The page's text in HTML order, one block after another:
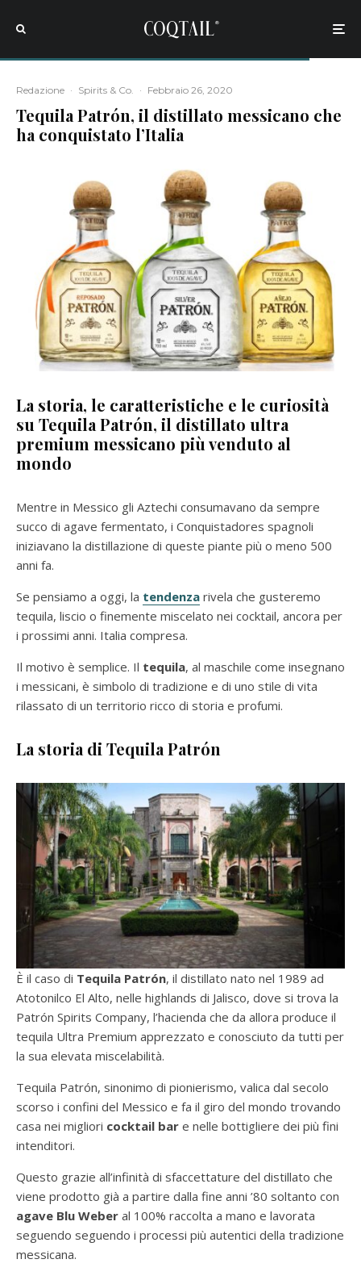
Redazione · Spirits & Co. · Febbraio 26, 2020
Tequila Patrón, il distillato messicano che
ha conquistato l’Italia
La storia, le caratteristiche e le curiosità
su Tequila Patrón, il distillato ultra
premium messicano più venduto al
mondo
Mentre in Messico gli Aztechi consumavano da sempre
succo di agave fermentato, i Conquistadores spagnoli
iniziavano la distillazione di queste piante più o meno 500
anni fa.
Se pensiamo a oggi, la tendenza rivela che gusteremo
tequila, liscio o finemente miscelato nei cocktail, ancora per
i prossimi anni. Italia compresa.
Il motivo è semplice. Il tequila, al maschile come insegnano
i messicani, è simbolo di tradizione e di uno stile di vita
rilassato di un territorio ricco di storia e profumi.
La storia di Tequila Patrón
È il caso di Tequila Patrón, il distillato nato nel 1989 ad
Atotonilco El Alto, nelle highlands di Jalisco, dove si trova la
Patrón Spirits Company, l’hacienda che da allora produce il
tequila Ultra Premium apprezzato e conosciuto da tutti per
la sua elevata miscelabilità.
Tequila Patrón, sinonimo di pionierismo, valica dal secolo
scorso i confini del Messico e fa il giro del mondo trovando
casa nei migliori cocktail bar e nelle bottigliere dei più fini
intenditori.
Questo grazie all’infinità di sfaccettature del distillato che
viene prodotto già a partire dalla fine anni ’80 soltanto con
agave Blu Weber al 100% raccolta a mano e lavorata
seguendo seguendo i processi più autentici della tradizione
messicana.